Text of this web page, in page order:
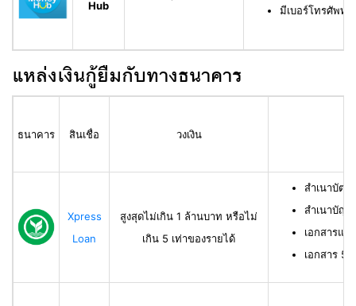
Hub
มีเบอร์โทรศัพท์
แหล่งเงินกู้ยืมกับทางธนาคาร
ธนาคาร สินเชื่อ วงเงิน
Xpress
Loan
สูงสุดไม่เกิน 1 ล้านบาท หรือไม่
เกิน 5 เท่าของรายได้
สำเนาบัตร
สำเนาบัญ
เอกสารแส
เอกสาร